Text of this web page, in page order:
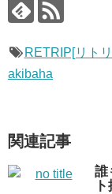
RETRIP[リト
akibaha
関連記事
誰